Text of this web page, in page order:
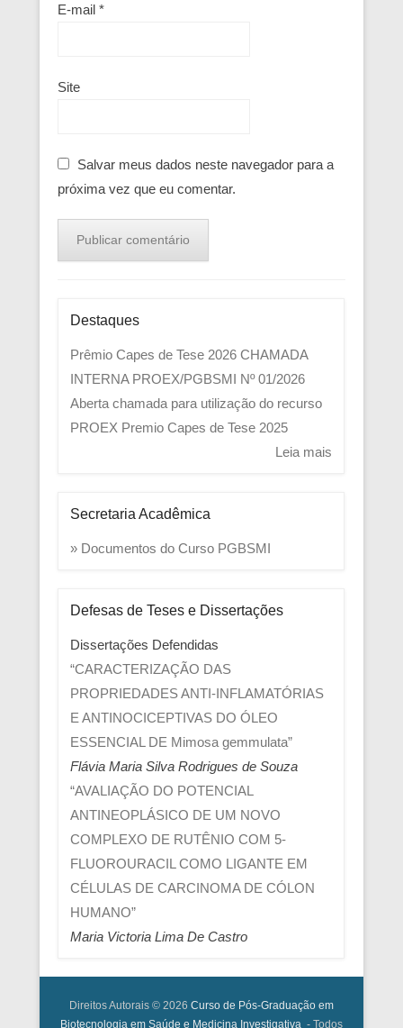
E-mail *
Site
Salvar meus dados neste navegador para a
próxima vez que eu comentar.
Destaques
Prêmio Capes de Tese 2026 CHAMADA
INTERNA PROEX/PGBSMI Nº 01/2026
Aberta chamada para utilização do recurso
PROEX Premio Capes de Tese 2025
Leia mais
Secretaria Acadêmica
» Documentos do Curso PGBSMI
Defesas de Teses e Dissertações
Dissertações Defendidas
“CARACTERIZAÇÃO DAS
PROPRIEDADES ANTI-INFLAMATÓRIAS
E ANTINOCICEPTIVAS DO ÓLEO
ESSENCIAL DE Mimosa gemmulata”
Flávia Maria Silva Rodrigues de Souza
“AVALIAÇÃO DO POTENCIAL
ANTINEOPLÁSICO DE UM NOVO
COMPLEXO DE RUTÊNIO COM 5-
FLUOROURACIL COMO LIGANTE EM
CÉLULAS DE CARCINOMA DE CÓLON
HUMANO”
Maria Victoria Lima De Castro
Direitos Autorais © 2026 Curso de Pós-Graduação em
Biotecnologia em Saúde e Medicina Investigativa - Todos